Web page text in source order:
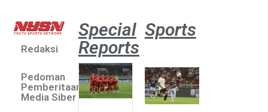
Redaksi
Pedoman
Pemberitaan
Media Siber
Special
Reports
Sports